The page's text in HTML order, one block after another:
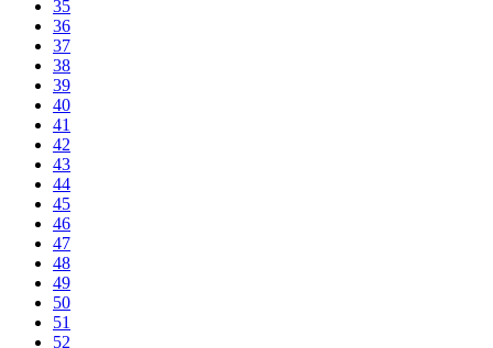
35
36
37
38
39
40
41
42
43
44
45
46
47
48
49
50
51
52